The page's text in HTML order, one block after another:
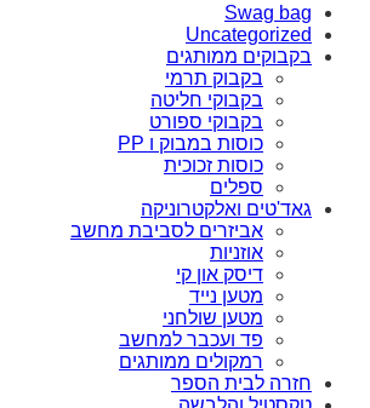
Swag bag
Uncategorized
בקבוקים ממותגים
בקבוק תרמי
בקבוקי חליטה
בקבוקי ספורט
כוסות במבוק ו PP
כוסות זכוכית
ספלים
גאד'טים ואלקטרוניקה
אביזרים לסביבת מחשב
אוזניות
דיסק און קי
מטען נייד
מטען שולחני
פד ועכבר למחשב
רמקולים ממותגים
חזרה לבית הספר